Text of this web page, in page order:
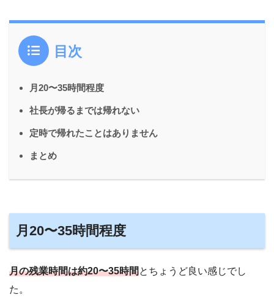
目次
月20〜35時間程度
社長が帰るまでは帰れない
定時で帰れたことはありません
まとめ
月20〜35時間程度
月の残業時間は約20〜35時間とちょうど良い感じでし
た。